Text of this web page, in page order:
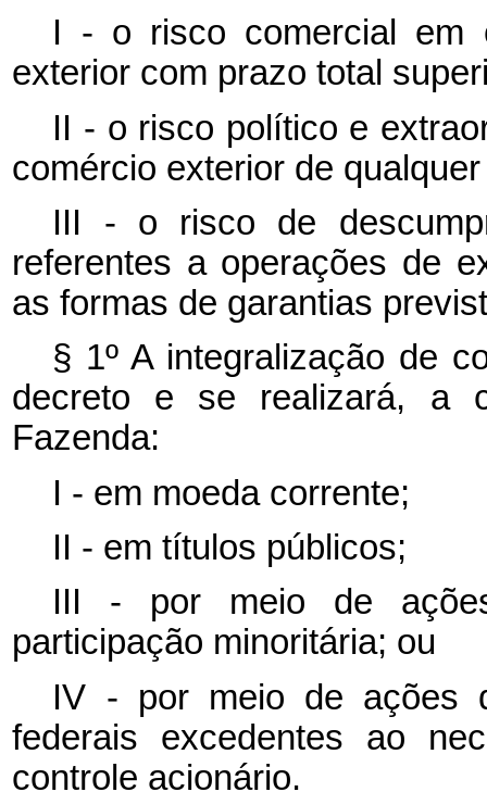
I - o risco comercial em
exterior com prazo total
II - o risco político e
comércio exterior de
III - o risco de
referentes a operações de
as formas de garantias
§ 1ºA integralização de
decreto e se realizará, a
Fazenda:
I - em moeda corrente;
II - em títulos públicos;
III - por meio de
participação minoritária; ou
IV - por meio de ações
federais excedentes ao
controle acionário.